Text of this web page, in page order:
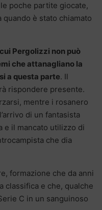
poche partite giocate,
quando è stato chiamato
Pergolizzi non può
che attanagliano la
a questa parte. Il
rispondere presente.
mentre i rosanero
di un fantasista
e il mancato utilizzo di
che dia
formazione che da anni
classifica e che, qualche
C in un sanguinoso